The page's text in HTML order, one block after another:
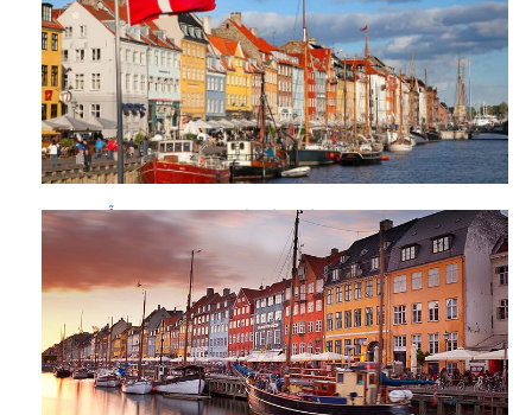
Hướng dẫn bạn quy trình xin visa đi Đan Mạch chính xác
nhất